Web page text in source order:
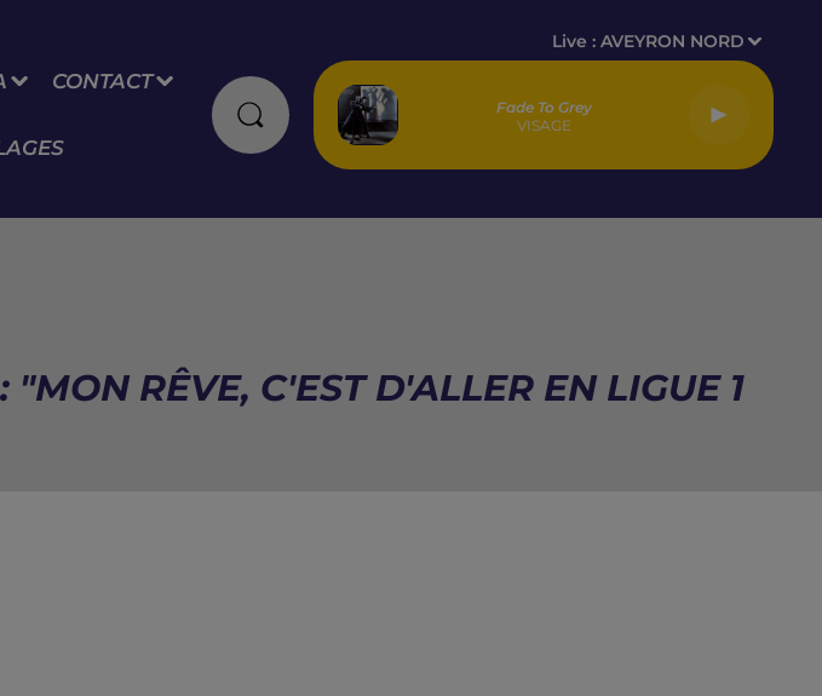
CONTACT
Live :AVEYRON NORD
Fade To Grey
VISAGE
RÊVE, C'EST D'ALLER EN LIGUE 1